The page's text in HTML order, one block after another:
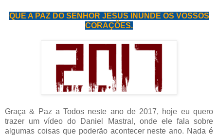
QUE A PAZ DO SENHOR JESUS INUNDE OS VOSSOS
CORAÇÕES.
Graça & Paz a Todos neste ano de 2017, hoje eu quero
trazer um vídeo do Daniel Mastral, onde ele fala sobre
algumas coisas que poderão acontecer neste ano. Nada é